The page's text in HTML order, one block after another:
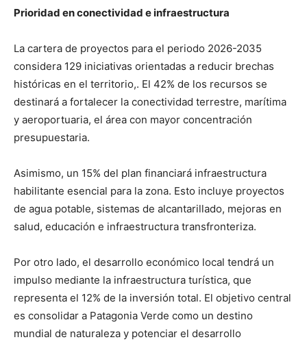
Prioridad en conectividad e infraestructura
La cartera de proyectos para el periodo 2026-2035
considera 129 iniciativas orientadas a reducir brechas
históricas en el territorio,. El 42% de los recursos se
destinará a fortalecer la conectividad terrestre, marítima
y aeroportuaria, el área con mayor concentración
presupuestaria.
Asimismo, un 15% del plan financiará infraestructura
habilitante esencial para la zona. Esto incluye proyectos
de agua potable, sistemas de alcantarillado, mejoras en
salud, educación e infraestructura transfronteriza.
Por otro lado, el desarrollo económico local tendrá un
impulso mediante la infraestructura turística, que
representa el 12% de la inversión total. El objetivo central
es consolidar a Patagonia Verde como un destino
mundial de naturaleza y potenciar el desarrollo